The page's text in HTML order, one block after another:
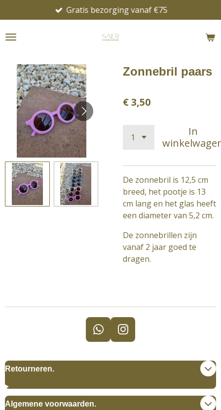
direct
naar
Gratis bezorging vanaf €75
Zonnebril paars
€ 3,50
In
De zonnebril is 12,5 cm
breed, het pootje is 13
cm lang en het glas heeft
een diameter van 5,2 cm.
De zonnebrillen zijn
vanaf 2 jaar goed te
dragen.
W
h
a
A
I
n
s
g
Retourneren.
Algemene voorwaarden.